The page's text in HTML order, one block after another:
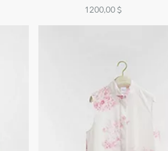
1 200,00 $